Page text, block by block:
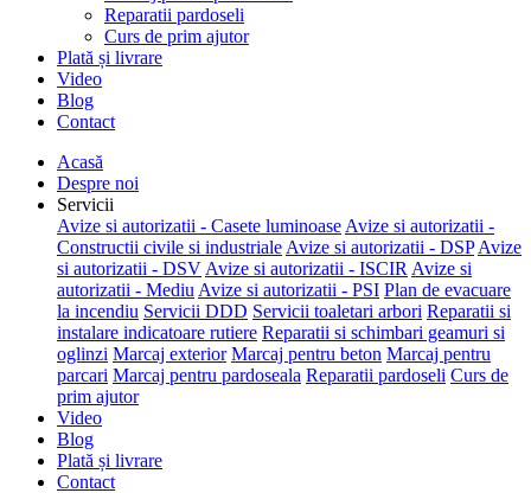
Reparatii pardoseli
Curs de prim ajutor
Plată și livrare
Video
Blog
Contact
Acasă
Despre noi
Servicii
Avize si autorizatii - Casete luminoase Avize si autorizatii -
Constructii civile si industriale Avize si autorizatii - DSP Avize
si autorizatii - DSV Avize si autorizatii - ISCIR Avize si
autorizatii - Mediu Avize si autorizatii - PSI Plan de evacuare
la incendiu Servicii DDD Servicii toaletari arbori Reparatii si
instalare indicatoare rutiere Reparatii si schimbari geamuri si
oglinzi Marcaj exterior Marcaj pentru beton Marcaj pentru
parcari Marcaj pentru pardoseala Reparatii pardoseli Curs de
prim ajutor
Video
Blog
Plată și livrare
Contact